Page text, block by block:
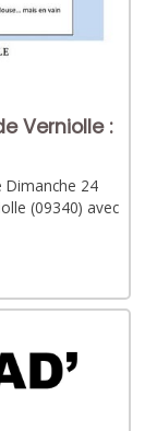
Verniolle :
24
(09340) avec